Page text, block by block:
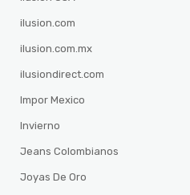
ilusion.com
ilusion.com.mx
ilusiondirect.com
Impor Mexico
Invierno
Jeans Colombianos
Joyas De Oro